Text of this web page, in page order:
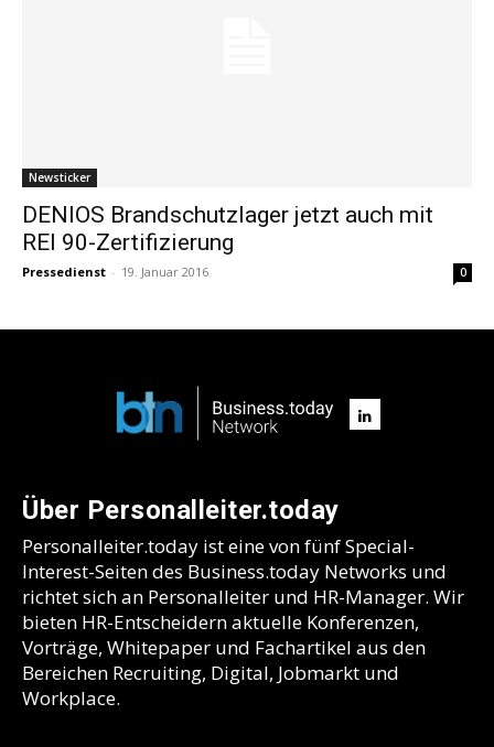
Newsticker
DENIOS Brandschutzlager jetzt auch mit
REI 90-Zertifizierung
Pressedienst - 19. Januar 2016 0
Über Personalleiter.today
Personalleiter.today ist eine von fünf Special-
Interest-Seiten des Business.today Networks und
richtet sich an Personalleiter und HR-Manager. Wir
bieten HR-Entscheidern aktuelle Konferenzen,
Vorträge, Whitepaper und Fachartikel aus den
Bereichen Recruiting, Digital, Jobmarkt und
Workplace.